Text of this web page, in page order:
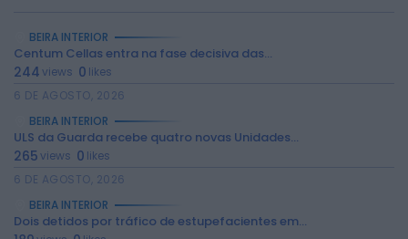
BEIRA INTERIOR
Centum Cellas entra na fase decisiva das...
244views 0 likes
6 DE AGOSTO, 2026
BEIRA INTERIOR
ULS da Guarda recebe quatro novas Unidades...
265views 0 likes
6 DE AGOSTO, 2026
BEIRA INTERIOR
Dois detidos por tráfico de estupefacientes em...